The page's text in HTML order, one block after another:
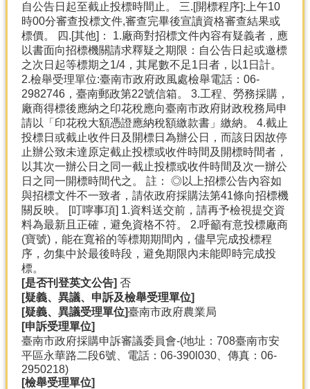
自公告日起至截止投標時間止。 三.[開標程序]:上午10
時00分審查投標文件,審查完畢後宣讀資格審查結果或
標價。 四.[其他]： 1.廠商對招標文件內容有疑義者，應
以書面向招標機關請求釋疑之期限：自公告日起或邀標
之次日起等標期之1/4，其尾數不足1日者，以1日計。
2.檢舉受理單位:臺南市政府政風處檢舉電話：06-
2982746，臺南郵政第22號信箱。 3.工程、勞務採購，
廠商得標後應納之印花稅應向臺南市政府財政稅務局申
請以「印花稅大額憑證應納稅額繳款書」繳納。 4.截止
投標日或截止收件日及開標日為辦公日，而該日因故停
止辦公致未達原定截止投標或收件時間及開標時間者，
以其次一辦公日之同一截止投標或收件時間及次一辦公
日之同一開標時間代之。 註： ◎以上招標公告內容如
與招標文件不一致者，請依政府採購法第41條向招標機
關反映。 [叮嚀事項] 1.資料送交前，請再予檢視提交資
料為最新且正確，避免資格不符。 2.呼籲有意投標廠商
(寶號)，能在寬裕的等標期期間內，儘早完成投標程
序，勿集中於最後時段，避免期限內未能即時完成投
標。
[是否刊登英文公告] 否
[疑義、異議、申訴及檢舉受理單位]
[疑義、異議受理單位]臺南市政府農業局
[申訴受理單位]
臺南市政府採購申訴審議委員會-(地址：708臺南市安
平區永華路二段6號、電話：06-390l030、傳真：06-
2950218)
[檢舉受理單位]